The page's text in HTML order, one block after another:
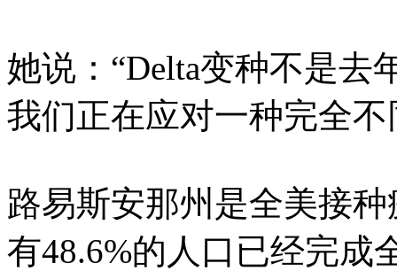
她说：“Delta变种不是去
我们正在应对一种完全不
路易斯安那州是全美接
有48.6%的人口已经完成